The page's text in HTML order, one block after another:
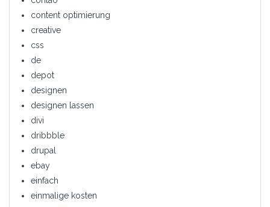
content optimierung
creative
css
de
depot
designen
designen lassen
divi
dribbble
drupal
ebay
einfach
einmalige kosten